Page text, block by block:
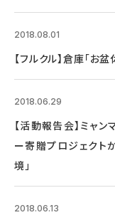
2018.08.01
【フルクル】倉庫「
2018.06.29
【活動報告会】ミャン
ー寄贈プロジェクト
境」
2018.06.13